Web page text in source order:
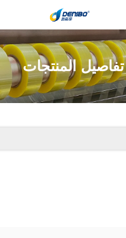
تفاصيل المنتجات